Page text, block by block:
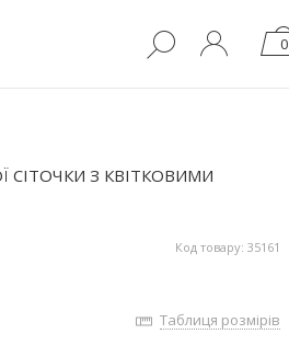
0
СІТОЧКИ З КВІТКОВИМИ
Код товару: 35161
Таблиця розмірів